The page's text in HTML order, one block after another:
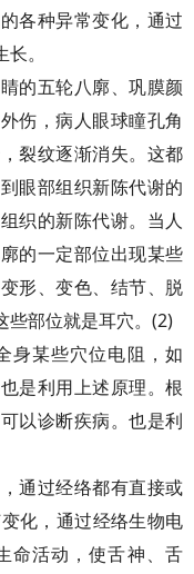
各种异常变化，通过
。
的五轮八廓、巩膜颜
伤，病人眼球瞳孔角
裂纹逐渐消失。这都
眼部组织新陈代谢的
织的新陈代谢。当人
的一定部位出现某些
形、变色、结节、脱
些部位就是耳穴。(2)
某些穴位电阻，如
是利用上述原理。根
以诊断疾病。也是利
通过经络都有直接或
化，通过经络生物电
命活动，使舌神、舌